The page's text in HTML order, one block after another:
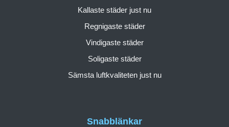
Snabblänkar
Kallaste städer just nu
Regnigaste städer
Vindigaste städer
Soligaste städer
Sämsta luftkvaliteten just nu